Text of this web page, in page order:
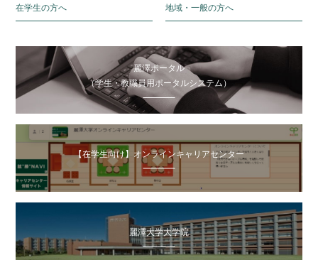
在学生の方へ 地域・一般の方へ
麗澤ポータル
（学生・教職員用ポータルシステム）
【在学生向け】オンラインキャリアセンター
麗澤大学大学院